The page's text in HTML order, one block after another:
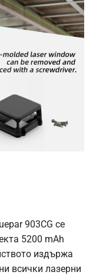
903CG се
5200 mAh
издържа
всички лазерни